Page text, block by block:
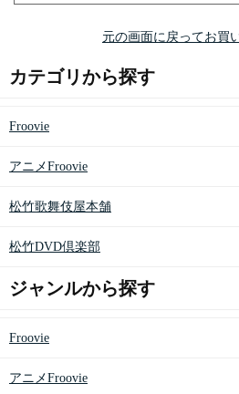
元の画面に戻ってお買
カテゴリから探す
Froovie
アニメFroovie
松竹歌舞伎屋本舗
松竹DVD倶楽部
ジャンルから探す
Froovie
アニメFroovie